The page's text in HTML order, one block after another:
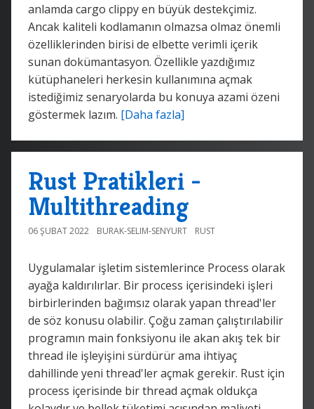
anlamda cargo clippy en büyük destekçimiz.
Ancak kaliteli kodlamanın olmazsa olmaz önemli
özelliklerinden birisi de elbette verimli içerik
sunan dokümantasyon. Özellikle yazdığımız
kütüphaneleri herkesin kullanımına açmak
istediğimiz senaryolarda bu konuya azami özeni
göstermek lazım. [Daha fazla]
Rust Pratikleri -
Multithreading
06 ŞUBAT 2022 BURAK-SELIM-SENYURT RUST
Uygulamalar işletim sistemlerince Process olarak
ayağa kaldırılırlar. Bir process içerisindeki işleri
birbirlerinden bağımsız olarak yapan thread'ler
de söz konusu olabilir. Çoğu zaman çalıştırılabilir
programın main fonksiyonu ile akan akış tek bir
thread ile işleyişini sürdürür ama ihtiyaç
dahillinde yeni thread'ler açmak gerekir. Rust için
process içerisinde bir thread açmak oldukça